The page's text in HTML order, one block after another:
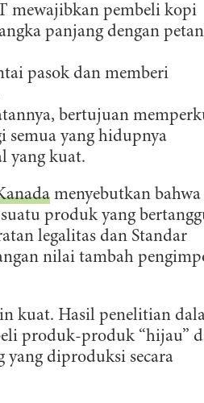
mewajibkan pembeli kopi
panjang dengan
pasok dan memberi
bertujuan
semua yang hidupnya
yang kuat.
menyebutkan bahwa
produk yang
legalitas dan Standar
nilai tambah
kuat. Hasil penelitian
produk-produk “hijau”
yang diproduksi secara